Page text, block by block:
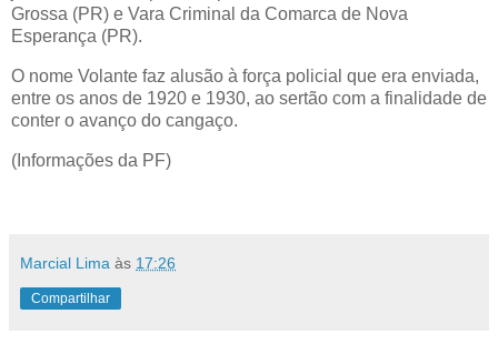
Grossa (PR) e Vara Criminal da Comarca de Nova
Esperança (PR).
O nome Volante faz alusão à força policial que era enviada,
entre os anos de 1920 e 1930, ao sertão com a finalidade de
conter o avanço do cangaço.
(Informações da PF)
Marcial Lima às 17:26
Compartilhar